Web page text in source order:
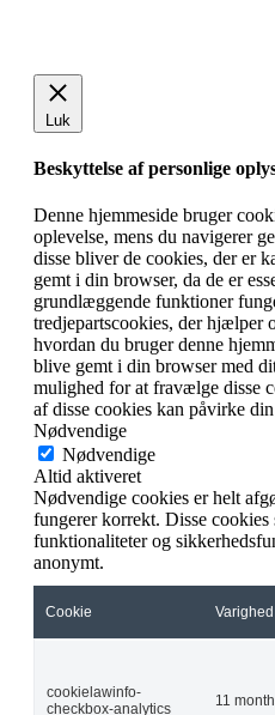
Luk
Beskyttelse af personlige
Denne hjemmeside bruger
oplevelse, mens du navigerer
disse bliver de cookies, der er
gemt i din browser, da de er
grundlæggende funktioner
tredjepartscookies, der hjælper
hvordan du bruger denne
blive gemt i din browser med
mulighed for at fravælge disse
af disse cookies kan påvirke
Nødvendige
Nødvendige
Altid aktiveret
Nødvendige cookies er helt
fungerer korrekt. Disse
funktionaliteter og
anonymt.
Cookie Varighed
cookielawinfo-
checkbox-analytics
11